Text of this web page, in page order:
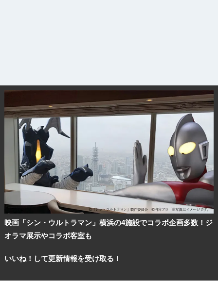
映画「シン・ウルトラマン」横浜の4施設でコラボ企画多数！ジ
オラマ展示やコラボ客室も
いいね！して更新情報を受け取る！
サイトについて